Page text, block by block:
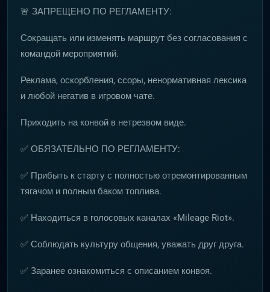
🚨 ЗАПРЕЩЕНО ПО РЕГЛАМЕНТУ:
Сокращать или изменять маршрут без согласования с
командой мероприятий.
Реклама, оскорбления, ссоры, ненормативная лексика
и любой негатив в игровом чате.
Приходить на конвой в нетрезвом виде.
✅ ОБЯЗАТЕЛЬНО ПО РЕГЛАМЕНТУ:
✅ Прибыть к старту с полностью отремонтированным
тягачом и полным баком топлива.
✅ Находиться в голосовых каналах «Mileage Riot».
✅ Соблюдать культуру общения, уважать друг друга.
✅ Заранее ознакомиться с описанием конвоя.